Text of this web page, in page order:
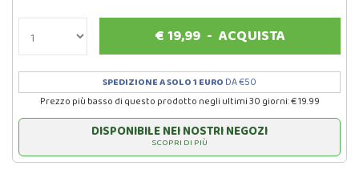
€19,99- ACQUISTA
SPEDIZIONE A SOLO 1 EURO DA €50
Prezzo più basso di questo prodotto negli ultimi 30 giorni: € 19.99
DISPONIBILE NEI NOSTRI NEGOZI
SCOPRI DI PIÙ